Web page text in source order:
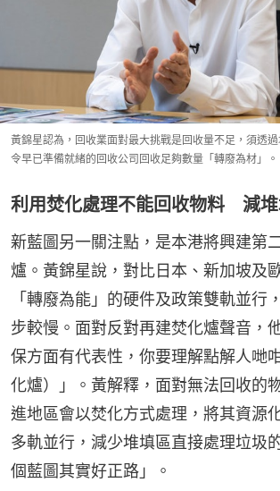
黃錦星認為，回收業面對最大挑戰是回收量不足，須透過
令早已準備就緒的回收公司回收足夠數量「轉廢為材」。
利用焚化處理不能回收物料 減堆
新藍圖另一關注點，是本港將興建第
爐。黃錦星說，對比日本、新加坡及
「轉廢為能」的硬件及政策雙軌並行
步較慢。面對反對再建焚化爐聲音，
保方面有代表性，你要理解點解人哋
化爐）」。黃解釋，面對無法回收的
進地區會以焚化方式處理，將其資源
多軌並行，減少堆填區直接處理垃圾
個藍圖其實好正路」。